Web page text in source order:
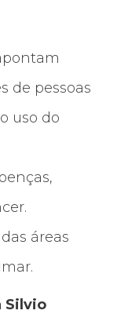
de pessoas
uso do
áreas
Silvio